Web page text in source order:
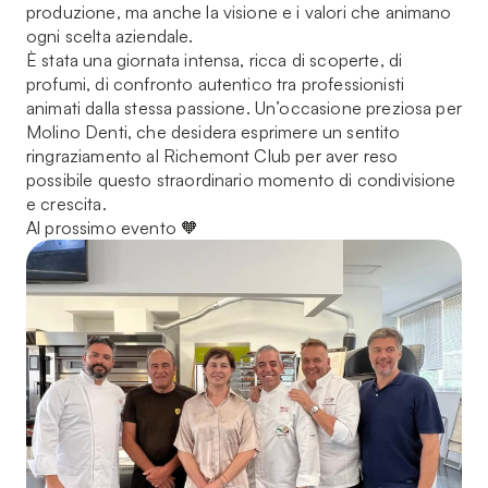
produzione, ma anche la visione e i valori che animano
ogni scelta aziendale.
È stata una giornata intensa, ricca di scoperte, di
profumi, di confronto autentico tra professionisti
animati dalla stessa passione. Un’occasione preziosa per
Molino Denti, che desidera esprimere un sentito
ringraziamento al Richemont Club per aver reso
possibile questo straordinario momento di condivisione
e crescita.
Al prossimo evento 🧡